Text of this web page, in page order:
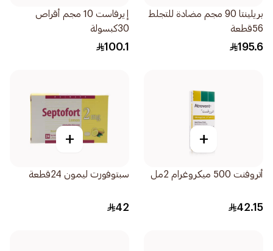
بريلينتا 90 مجم مضادة للتجلط
56قطعة
195.6
إيرفاست 10 مجم أقراص
30كبسولة
100.1
+
أتروفنت 500 ميكروغرام 2مل
42.15
+
سبتوفورت ليمون 24قطعة
42